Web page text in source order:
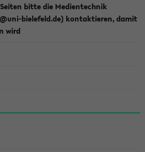
bitte die Medientechnik
bielefeld.de) kontaktieren, damit
wird